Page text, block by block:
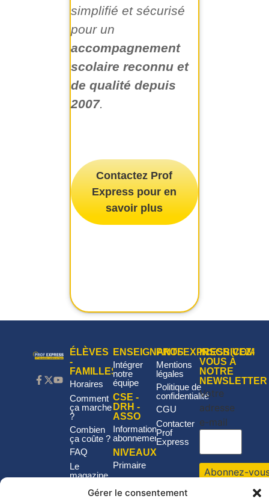
Gérer le consentement
simplifié et sécurisé
pour un
accompagnement
scolaire reconnu et
de qualité depuis
2007.
Contactez Prof
Express pour en
savoir plus
ÉLÈVES
-
FAMILLES
Horaires
Comment
ça marche
?
Combien
ça coûte ?
FAQ
Le
magazine
scolaire en
ENSEIGNANTS
Intégrer
notre
équipe
CSE -
DRH -
ASSO
Informations
abonnement
NIVEAUX
Primaire
PROFEXPRESS.COM
Mentions
légales
Politique de
confidentialité
CGU
Contacter
Prof
Express
INSCRIVEZ-
VOUS À
NOTRE
NEWSLETTER
Votre
adresse
e-mail